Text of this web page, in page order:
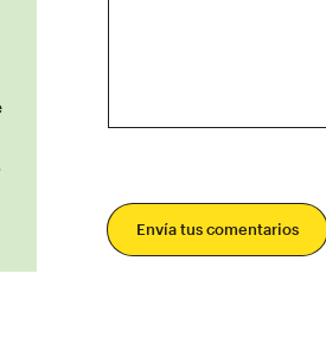
Envía tus comentarios